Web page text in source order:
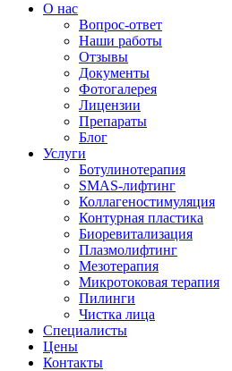
О нас
Вопрос-ответ
Наши работы
Отзывы
Документы
Фотогалерея
Лицензии
Препараты
Блог
Услуги
Ботулинотерапия
SMAS-лифтинг
Коллагеностимуляция
Контурная пластика
Биоревитализация
Плазмолифтинг
Мезотерапия
Микротоковая терапия
Пилинги
Чистка лица
Специалисты
Цены
Контакты